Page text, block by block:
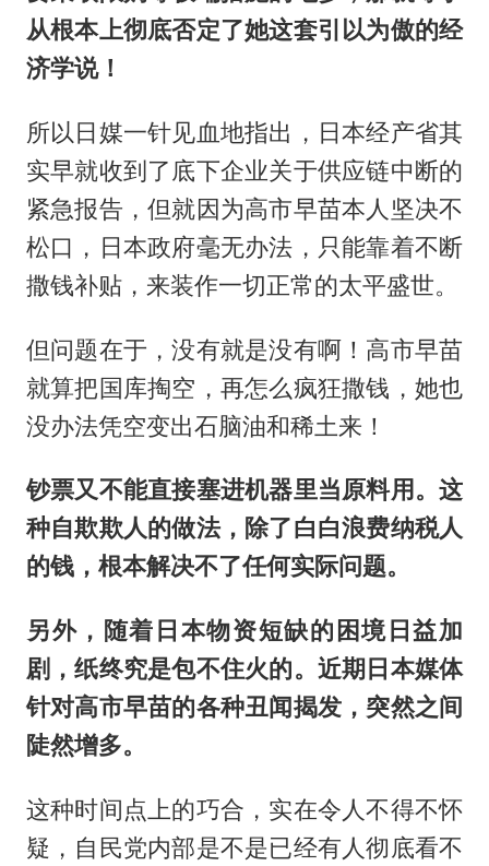
从根本上彻底否定了她这套引以为傲的经
济学说！
所以日媒一针见血地指出，日本经产省其
实早就收到了底下企业关于供应链中断的
紧急报告，但就因为高市早苗本人坚决不
松口，日本政府毫无办法，只能靠着不断
撒钱补贴，来装作一切正常的太平盛世。
但问题在于，没有就是没有啊！高市早苗
就算把国库掏空，再怎么疯狂撒钱，她也
没办法凭空变出石脑油和稀土来！
钞票又不能直接塞进机器里当原料用。这
种自欺欺人的做法，除了白白浪费纳税人
的钱，根本解决不了任何实际问题。
另外，随着日本物资短缺的困境日益加
剧，纸终究是包不住火的。近期日本媒体
针对高市早苗的各种丑闻揭发，突然之间
陡然增多。
这种时间点上的巧合，实在令人不得不怀
疑，自民党内部是不是已经有人彻底看不